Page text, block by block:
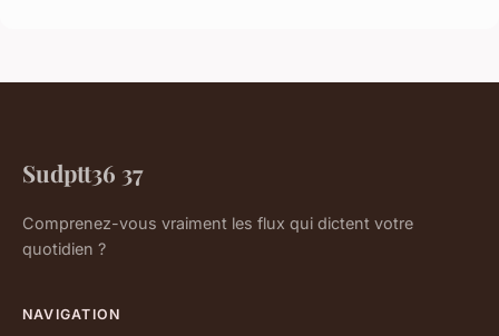
Sudptt36 37
Comprenez-vous vraiment les flux qui dictent votre
quotidien ?
NAVIGATION